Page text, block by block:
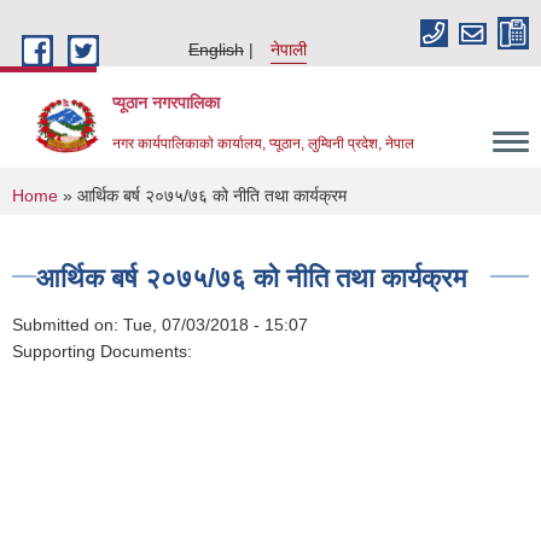
English
नेपाली
प्यूठान नगरपालिका
नगर कार्यपालिकाकाे कार्यालय, प्यूठान, लुम्विनी प्रदेश, नेपाल
You are here
Home » आर्थिक बर्ष २०७५/७६ को नीति तथा कार्यक्रम
आर्थिक बर्ष २०७५/७६ को नीति तथा कार्यक्रम
Submitted on: Tue, 07/03/2018 - 15:07
Supporting Documents: